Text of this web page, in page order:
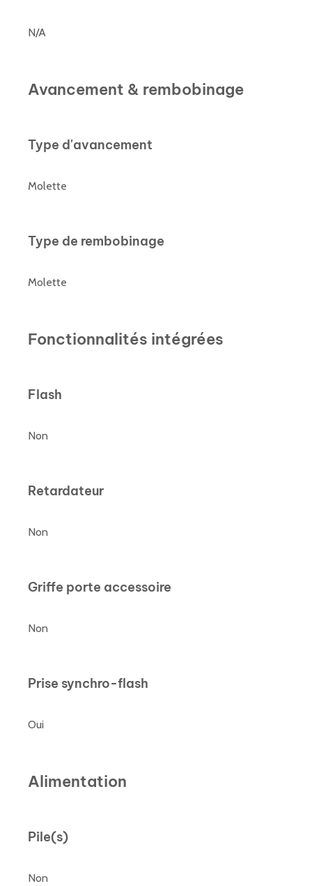
N/A
Avancement & rembobinage
Type d'avancement
Molette
Type de rembobinage
Molette
Fonctionnalités intégrées
Flash
Non
Retardateur
Non
Griffe porte accessoire
Non
Prise synchro-flash
Oui
Alimentation
Pile(s)
Non